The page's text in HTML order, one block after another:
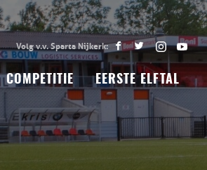
COMPETITIE EERSTE ELFTAL